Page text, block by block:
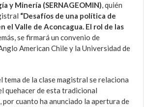
y Minería (SERNAGEOMIN), quién
“Desafíos de una política de
el Valle de Aconcagua. El rol de las
se firmará un convenio de
American Chile y la Universidad de
tema de la clase magistral se relaciona
quehacer de esta tradicional
cuanto ha anunciado la apertura de